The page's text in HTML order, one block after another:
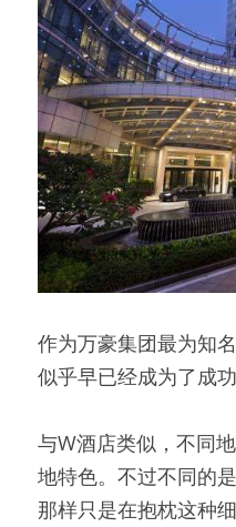
作为万豪集团最为知
似乎早已经成为了成功
与W酒店类似，不同
地特色。不过不同的
那样只是在抱枕这种